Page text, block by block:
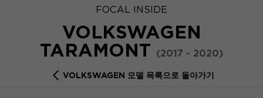
FOCAL INSIDE
VOLKSWAGEN
TARAMONT (2017 - 2020)
VOLKSWAGEN 모델 목록으로 돌아가기